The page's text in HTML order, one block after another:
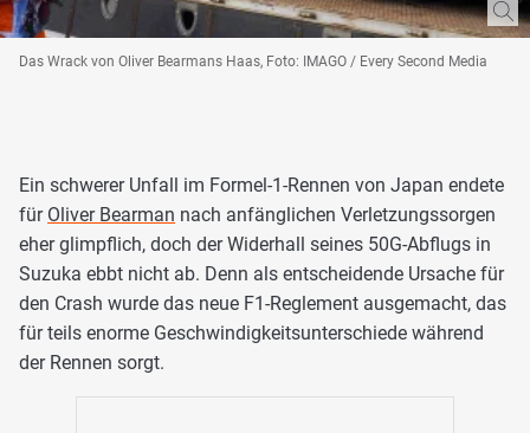
Das Wrack von Oliver Bearmans Haas, Foto: IMAGO / Every Second Media
Ein schwerer Unfall im Formel-1-Rennen von Japan endete
für Oliver Bearman nach anfänglichen Verletzungssorgen
eher glimpflich, doch der Widerhall seines 50G-Abflugs in
Suzuka ebbt nicht ab. Denn als entscheidende Ursache für
den Crash wurde das neue F1-Reglement ausgemacht, das
für teils enorme Geschwindigkeitsunterschiede während
der Rennen sorgt.